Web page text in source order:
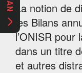
La notion de
les Bilans
l’ONISR pour
dans un titre
et autres